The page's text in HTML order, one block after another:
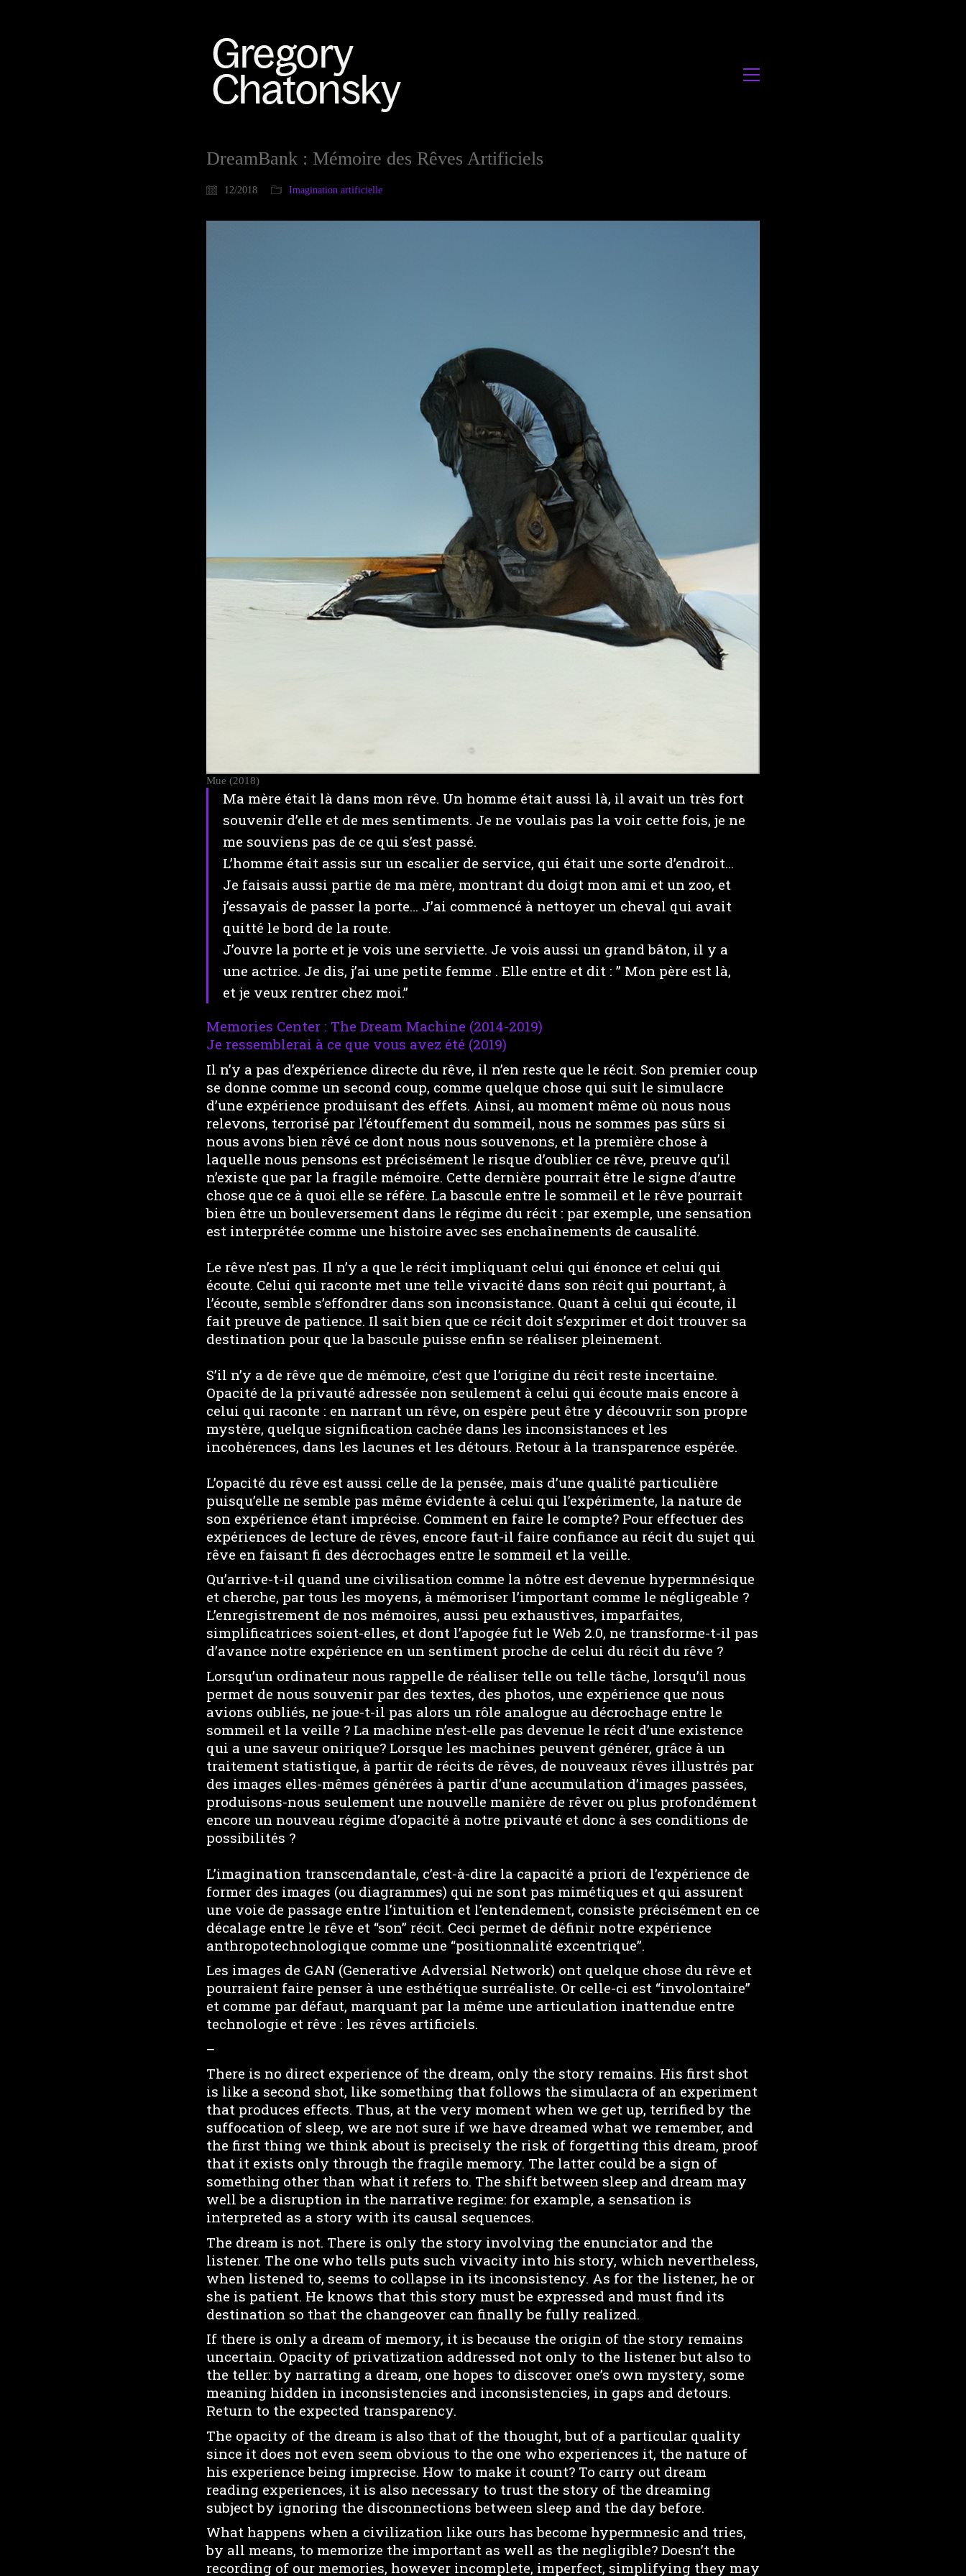
DreamBank : Mémoire des Rêves Artificiels
12/2018 Imagination artificielle
Mue (2018)
Ma mère était là dans mon rêve. Un homme était aussi là, il avait un très fort
souvenir d’elle et de mes sentiments. Je ne voulais pas la voir cette fois, je ne
me souviens pas de ce qui s’est passé.
L’homme était assis sur un escalier de service, qui était une sorte d’endroit…
Je faisais aussi partie de ma mère, montrant du doigt mon ami et un zoo, et
j’essayais de passer la porte… J’ai commencé à nettoyer un cheval qui avait
quitté le bord de la route.
J’ouvre la porte et je vois une serviette. Je vois aussi un grand bâton, il y a
une actrice. Je dis, j’ai une petite femme . Elle entre et dit : ” Mon père est là,
et je veux rentrer chez moi.”
Memories Center : The Dream Machine (2014-2019)
Je ressemblerai à ce que vous avez été (2019)
Il n’y a pas d’expérience directe du rêve, il n’en reste que le récit. Son premier coup
se donne comme un second coup, comme quelque chose qui suit le simulacre
d’une expérience produisant des effets. Ainsi, au moment même où nous nous
relevons, terrorisé par l’étouffement du sommeil, nous ne sommes pas sûrs si
nous avons bien rêvé ce dont nous nous souvenons, et la première chose à
laquelle nous pensons est précisément le risque d’oublier ce rêve, preuve qu’il
n’existe que par la fragile mémoire. Cette dernière pourrait être le signe d’autre
chose que ce à quoi elle se réfère. La bascule entre le sommeil et le rêve pourrait
bien être un bouleversement dans le régime du récit : par exemple, une sensation
est interprétée comme une histoire avec ses enchaînements de causalité.
Le rêve n’est pas. Il n’y a que le récit impliquant celui qui énonce et celui qui
écoute. Celui qui raconte met une telle vivacité dans son récit qui pourtant, à
l’écoute, semble s’effondrer dans son inconsistance. Quant à celui qui écoute, il
fait preuve de patience. Il sait bien que ce récit doit s’exprimer et doit trouver sa
destination pour que la bascule puisse enfin se réaliser pleinement.
S’il n’y a de rêve que de mémoire, c’est que l’origine du récit reste incertaine.
Opacité de la privauté adressée non seulement à celui qui écoute mais encore à
celui qui raconte : en narrant un rêve, on espère peut être y découvrir son propre
mystère, quelque signification cachée dans les inconsistances et les
incohérences, dans les lacunes et les détours. Retour à la transparence espérée.
L’opacité du rêve est aussi celle de la pensée, mais d’une qualité particulière
puisqu’elle ne semble pas même évidente à celui qui l’expérimente, la nature de
son expérience étant imprécise. Comment en faire le compte? Pour effectuer des
expériences de lecture de rêves, encore faut-il faire confiance au récit du sujet qui
rêve en faisant fi des décrochages entre le sommeil et la veille.
Qu’arrive-t-il quand une civilisation comme la nôtre est devenue hypermnésique
et cherche, par tous les moyens, à mémoriser l’important comme le négligeable ?
L’enregistrement de nos mémoires, aussi peu exhaustives, imparfaites,
simplificatrices soient-elles, et dont l’apogée fut le Web 2.0, ne transforme-t-il pas
d’avance notre expérience en un sentiment proche de celui du récit du rêve ?
Lorsqu’un ordinateur nous rappelle de réaliser telle ou telle tâche, lorsqu’il nous
permet de nous souvenir par des textes, des photos, une expérience que nous
avions oubliés, ne joue-t-il pas alors un rôle analogue au décrochage entre le
sommeil et la veille ? La machine n’est-elle pas devenue le récit d’une existence
qui a une saveur onirique? Lorsque les machines peuvent générer, grâce à un
traitement statistique, à partir de récits de rêves, de nouveaux rêves illustrés par
des images elles-mêmes générées à partir d’une accumulation d’images passées,
produisons-nous seulement une nouvelle manière de rêver ou plus profondément
encore un nouveau régime d’opacité à notre privauté et donc à ses conditions de
possibilités ?
L’imagination transcendantale, c’est-à-dire la capacité a priori de l’expérience de
former des images (ou diagrammes) qui ne sont pas mimétiques et qui assurent
une voie de passage entre l’intuition et l’entendement, consiste précisément en ce
décalage entre le rêve et “son” récit. Ceci permet de définir notre expérience
anthropotechnologique comme une “positionnalité excentrique”.
Les images de GAN (Generative Adversial Network) ont quelque chose du rêve et
pourraient faire penser à une esthétique surréaliste. Or celle-ci est “involontaire”
et comme par défaut, marquant par la même une articulation inattendue entre
technologie et rêve : les rêves artificiels.
–
There is no direct experience of the dream, only the story remains. His first shot
is like a second shot, like something that follows the simulacra of an experiment
that produces effects. Thus, at the very moment when we get up, terrified by the
suffocation of sleep, we are not sure if we have dreamed what we remember, and
the first thing we think about is precisely the risk of forgetting this dream, proof
that it exists only through the fragile memory. The latter could be a sign of
something other than what it refers to. The shift between sleep and dream may
well be a disruption in the narrative regime: for example, a sensation is
interpreted as a story with its causal sequences.
The dream is not. There is only the story involving the enunciator and the
listener. The one who tells puts such vivacity into his story, which nevertheless,
when listened to, seems to collapse in its inconsistency. As for the listener, he or
she is patient. He knows that this story must be expressed and must find its
destination so that the changeover can finally be fully realized.
If there is only a dream of memory, it is because the origin of the story remains
uncertain. Opacity of privatization addressed not only to the listener but also to
the teller: by narrating a dream, one hopes to discover one’s own mystery, some
meaning hidden in inconsistencies and inconsistencies, in gaps and detours.
Return to the expected transparency.
The opacity of the dream is also that of the thought, but of a particular quality
since it does not even seem obvious to the one who experiences it, the nature of
his experience being imprecise. How to make it count? To carry out dream
reading experiences, it is also necessary to trust the story of the dreaming
subject by ignoring the disconnections between sleep and the day before.
What happens when a civilization like ours has become hypermnesic and tries,
by all means, to memorize the important as well as the negligible? Doesn’t the
recording of our memories, however incomplete, imperfect, simplifying they may